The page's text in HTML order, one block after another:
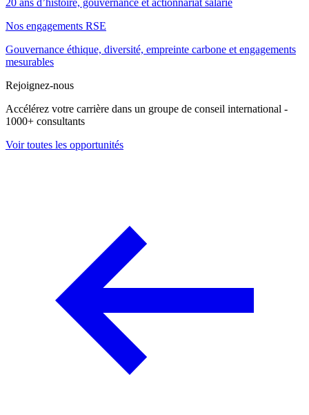
Nos engagements RSE
Gouvernance éthique, diversité, empreinte carbone et engagements
mesurables
Rejoignez-nous
Accélérez votre carrière dans un groupe de conseil international -
1000+ consultants
Voir toutes les opportunités